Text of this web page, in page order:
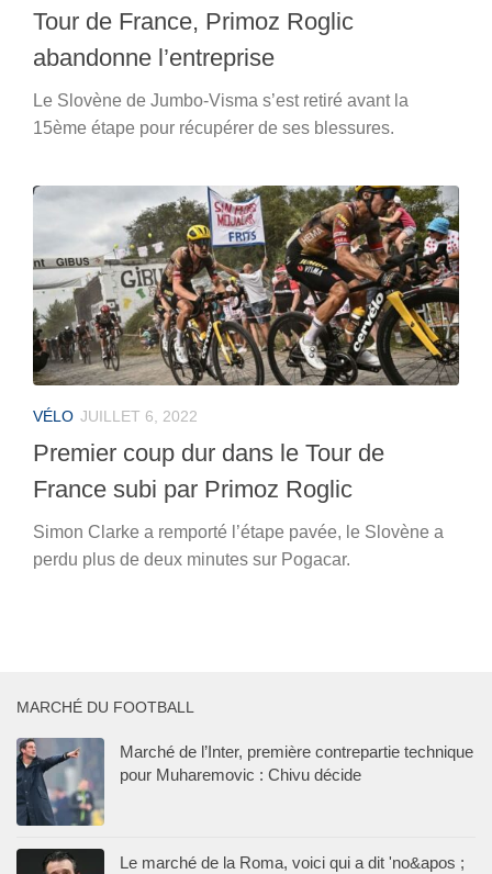
Tour de France, Primoz Roglic
abandonne l’entreprise
Le Slovène de Jumbo-Visma s’est retiré avant la
15ème étape pour récupérer de ses blessures.
VÉLO JUILLET 6, 2022
Premier coup dur dans le Tour de
France subi par Primoz Roglic
Simon Clarke a remporté l’étape pavée, le Slovène a
perdu plus de deux minutes sur Pogacar.
MARCHÉ DU FOOTBALL
Marché de l’Inter, première contrepartie technique
pour Muharemovic : Chivu décide
Le marché de la Roma, voici qui a dit 'no&apos ;